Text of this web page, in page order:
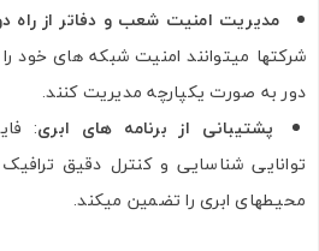
مدیریت امنیت شعب و دفاتر از راه
شرکتها میتوانند امنیت شبکه‌ های خود
دور به‌ صورت یکپارچه مدیریت کنند.
پشتیبانی از برنامه‌ های ابری
توانایی شناسایی و کنترل دقیق
محیطهای ابری را تضمین میکند.